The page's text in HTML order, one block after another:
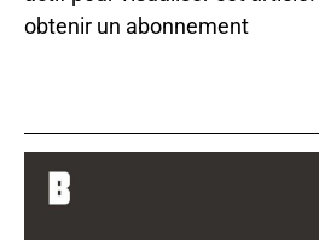
obtenir un abonnement